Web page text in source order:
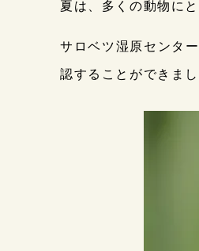
夏は、多くの動物に
サロベツ湿原センタ
認することができまし